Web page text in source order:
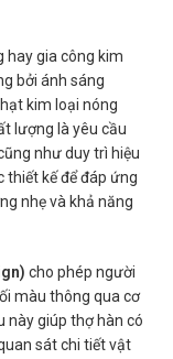
hay gia công kim
bởi ánh sáng
kim loại nóng
lượng là yêu cầu
như duy trì hiệu
thiết kế để đáp ứng
nhẹ và khả năng
cho phép người
màu thông qua cơ
này giúp thợ hàn có
sát chi tiết vật